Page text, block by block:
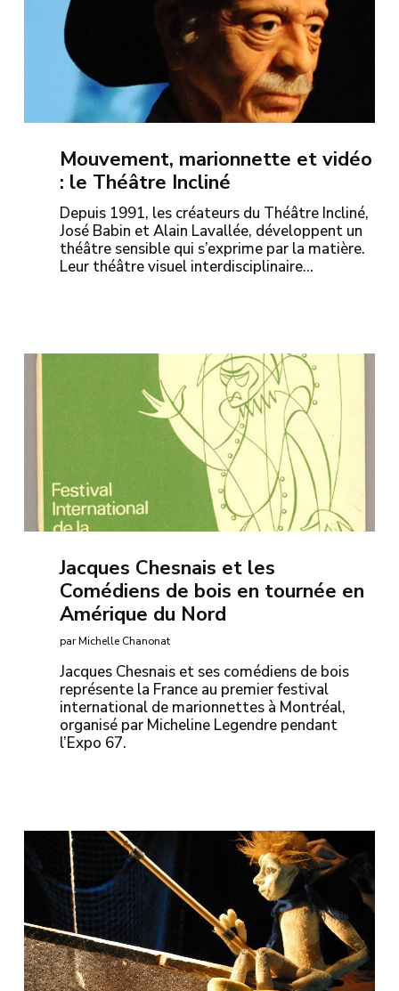
Mouvement, marionnette et vidéo
: le Théâtre Incliné
Depuis 1991, les créateurs du Théâtre Incliné,
José Babin et Alain Lavallée, développent un
théâtre sensible qui s’exprime par la matière.
Leur théâtre visuel interdisciplinaire…
Jacques Chesnais et les
Comédiens de bois en tournée en
Amérique du Nord
par Michelle Chanonat
Jacques Chesnais et ses comédiens de bois
représente la France au premier festival
international de marionnettes à Montréal,
organisé par Micheline Legendre pendant
l’Expo 67.